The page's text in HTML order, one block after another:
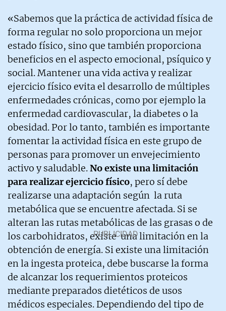
«Sabemos que la práctica de actividad física de
forma regular no solo proporciona un mejor
estado físico, sino que también proporciona
beneficios en el aspecto emocional, psíquico y
social. Mantener una vida activa y realizar
ejercicio físico evita el desarrollo de múltiples
enfermedades crónicas, como por ejemplo la
enfermedad cardiovascular, la diabetes o la
obesidad. Por lo tanto, también es importante
fomentar la actividad física en este grupo de
personas para promover un envejecimiento
activo y saludable.No existe una limitación
para realizar ejercicio físico, pero sí debe
realizarse una adaptación según la ruta
metabólica que se encuentre afectada. Si se
alteran las rutas metabólicas de las grasas o de
los carbohidratos, existe una limitación en la
obtención de energía. Si existe una limitación
en la ingesta proteica, debe buscarse la forma
de alcanzar los requerimientos proteicos
mediante preparados dietéticos de usos
médicos especiales. Dependiendo del tipo de